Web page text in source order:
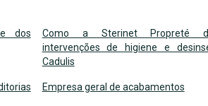
dos
Como a Sterinet Propreté
intervenções de higiene e
Cadulis
Empresa geral de acabamentos